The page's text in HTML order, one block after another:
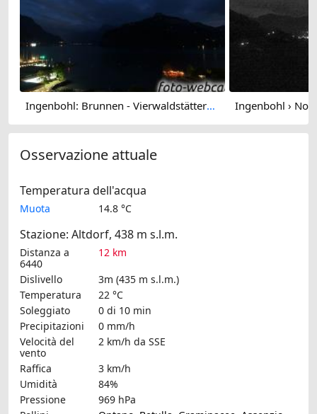
Ingenbohl: Brunnen - Vierwaldstättersee - Blick nach Süden
Osservazione attuale
Temperatura dell'acqua
Muota 14.8 °C
Stazione: Altdorf, 438 m s.l.m.
Distanza a
6440
12 km
Dislivello
3m (435 m s.l.m.)
Temperatura
22 °C
Soleggiato
0 di 10 min
Precipitazioni
0 mm/h
Velocità del
vento
2 km/h da SSE
Raffica
3 km/h
Umidità
84%
Pressione
969 hPa